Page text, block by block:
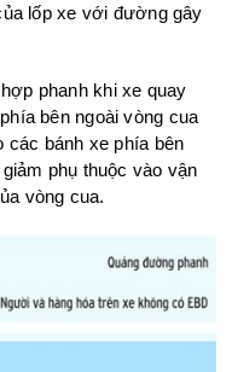
lốp xe với đường gây
phanh khi xe quay
bên ngoài vòng cua
các bánh xe phía bên
phụ thuộc vào vận
vòng cua.